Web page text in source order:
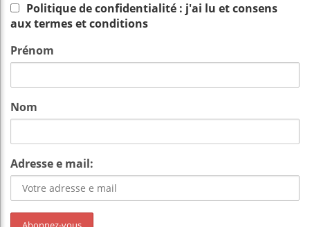
Politique de confidentialité : j'ai lu et consens
aux termes et conditions
Prénom
Nom
Adresse e mail: